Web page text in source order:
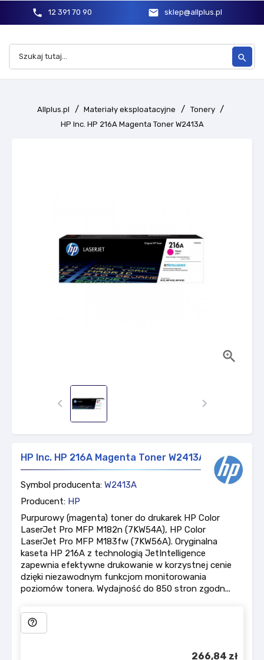
phone 12 391 70 90 mail sklep@allplus.pl
search
Allplus.pl Materiały eksploatacyjne
Tonery
HP Inc. HP 216A Magenta Toner W2413A

 
HP Inc. HP 216A Magenta Toner W2413A
Symbol producenta: W2413A
Producent: HP
Purpurowy (magenta) toner do drukarek HP Color
LaserJet Pro MFP M182n (7KW54A), HP Color
LaserJet Pro MFP M183fw (7KW56A). Oryginalna
kaseta HP 216A z technologią JetIntelligence
zapewnia efektywne drukowanie w korzystnej cenie
dzięki niezawodnym funkcjom monitorowania
poziomów tonera. Wydajność do 850 stron zgodn...
help_outline
266,84 zł